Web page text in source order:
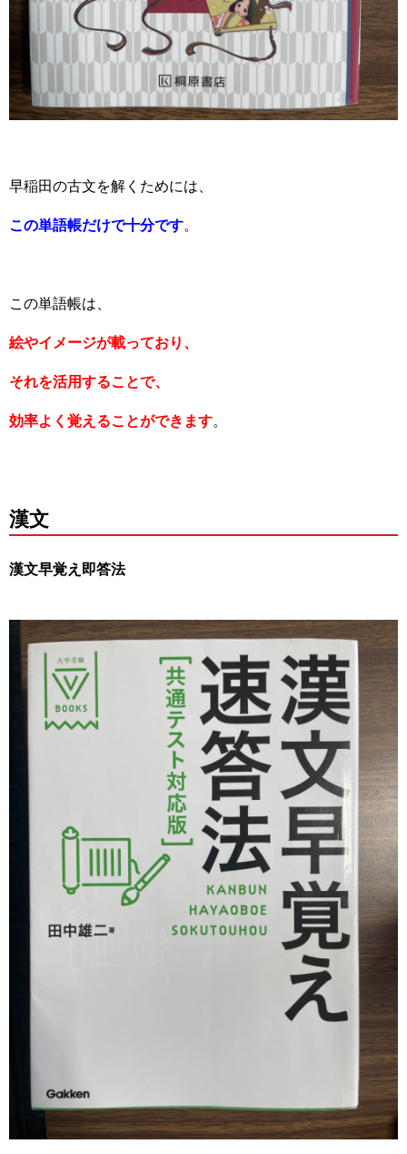
早稲田の古文を解くためには、
この単語帳だけで十分です。
この単語帳は、
絵やイメージが載っており、
それを活用することで、
効率よく覚えることができます。
漢文
漢文早覚え即答法